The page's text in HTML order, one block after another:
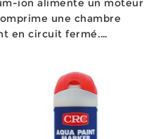
ion alimente un moteur
une chambre
en circuit fermé.